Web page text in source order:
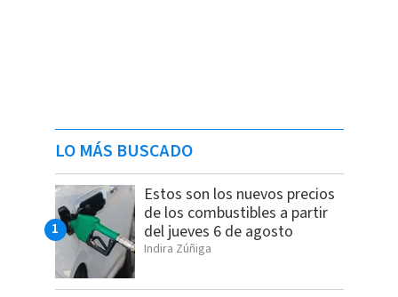
LO MÁS BUSCADO
Estos son los nuevos precios
de los combustibles a partir
del jueves 6 de agosto
Indira Zúñiga